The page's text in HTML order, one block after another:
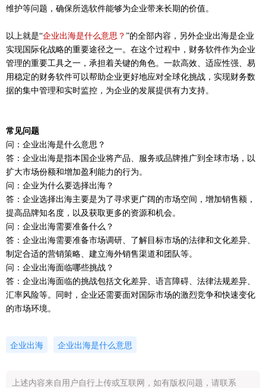
维护等问题，确保所选软件能够为企业带来长期的价值。
以上就是“企业出海是什么意思？ ”的全部内容，另外企业出海是企业
实现国际化战略的重要途径之一。在这个过程中，财务软件作为企业
管理的重要工具之一，承担着关键的角色。一款高效、适应性强、易
用稳定的财务软件可以帮助企业更好地应对全球化挑战，实现财务数
据的集中管理和实时监控，为企业的发展提供有力支持。
常见问题
问：企业出海是什么意思？
答：企业出海是指本国企业将产品、服务或品牌推广到全球市场，以
扩大市场份额和增加盈利能力的行为。
问：企业为什么要选择出海？
答：企业选择出海主要是为了寻求更广阔的市场空间，增加销售额，
提高品牌知名度，以及获取更多的资源和机会。
问：企业出海需要准备什么？
答：企业出海需要准备市场调研、了解目标市场的法律和文化差异、
制定合适的营销策略、建立海外销售渠道和团队等。
问：企业出海面临哪些挑战？
答：企业出海面临的挑战包括文化差异、语言障碍、法律法规差异、
汇率风险等。同时，企业还需要面对国际市场的激烈竞争和快速变化
的市场环境。
企业出海 企业出海是什么意思
上述内容来自用户自行上传或互联网，如有版权问题，请联系